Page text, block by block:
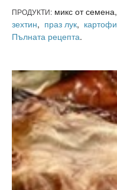
ПРОДУКТИ: микс от семена,
зехтин, праз лук, картофи
Пълната рецепта.